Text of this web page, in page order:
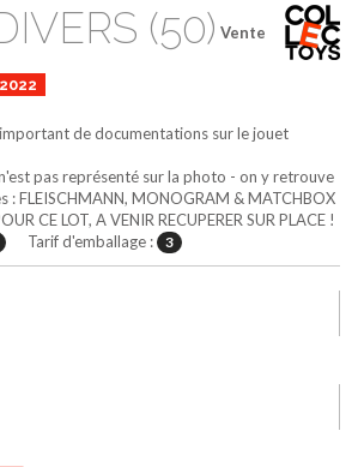
Vente
(50)
de documentations sur le jouet
pas représenté sur la photo - on y retrouve
: FLEISCHMANN, MONOGRAM & MATCHBOX
CE LOT, A VENIR RECUPERER SUR PLACE !
Tarif d'emballage : 3